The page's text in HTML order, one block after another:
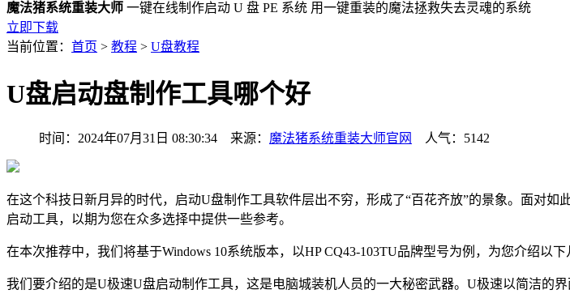
魔法猪系统重装大师 一键在线制作启动 U 盘 PE 系统 用一键重装的魔法拯救失去灵魂的系统
立即下载
当前位置： 首页 > 教程 > U盘教程
U盘启动盘制作工具哪个好
时间：2024年07月31日 08:30:34 来源： 魔法猪系统重装大师官网 人气：5142
在这个科技日新月异的时代，启动U盘制作工具软件层出不穷，形成了“百花齐放”的景象。面对
启动工具，以期为您在众多选择中提供一些参考。
在本次推荐中，我们将基于Windows 10系统版本，以HP CQ43-103TU品牌型号为例，为您介绍以下
我们要介绍的是U极速U盘启动制作工具，这是电脑城装机人员的一大秘密武器。U极速以简洁的